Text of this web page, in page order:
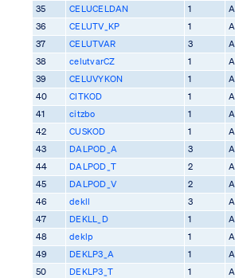
35
CELUCELDAN 1 A
36
CELUTV_KP 1 A
37
CELUTVAR 3 A
38
celutvarCZ 1 A
39
CELUVYKON 1 A
40
CITKOD 1 A
41
citzbo 1 A
42
CUSKOD 1 A
43
DALPOD_A 3 A
44
DALPOD_T 2 A
45
DALPOD_V 2 A
46
dekll 3 A
47
DEKLL_D 1 A
48
deklp 1 A
49
DEKLP3_A 1 A
50
DEKLP3_T 1 A